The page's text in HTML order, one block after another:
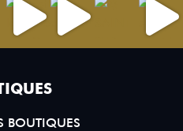
BOUTIQUES